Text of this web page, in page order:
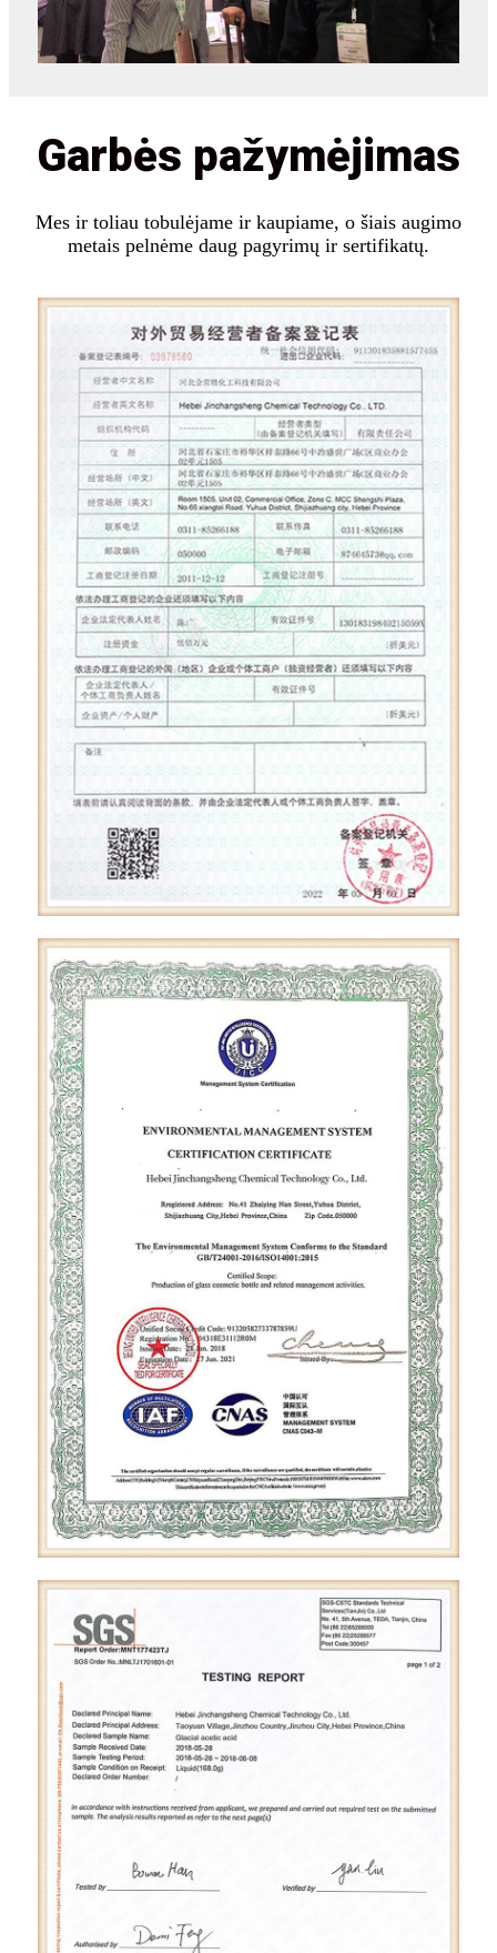
Garbės pažymėjimas
Mes ir toliau tobulėjame ir kaupiame, o šiais augimo
metais pelnėme daug pagyrimų ir sertifikatų.